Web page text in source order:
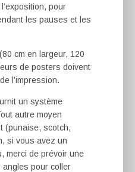
pour
les pauses et les
cm en largeur, 120
de posters doivent
l’impression.
un système
autre moyen
(punaise, scotch,
si vous avez un
merci de prévoir une
angles pour coller